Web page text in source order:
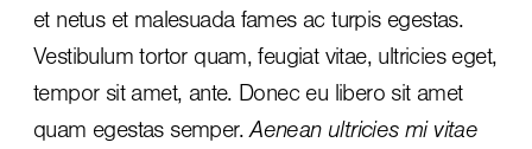
et netus et malesuada fames ac turpis egestas.
Vestibulum tortor quam, feugiat vitae, ultricies eget,
tempor sit amet, ante. Donec eu libero sit amet
quam egestas semper.Aenean ultricies mi vitae